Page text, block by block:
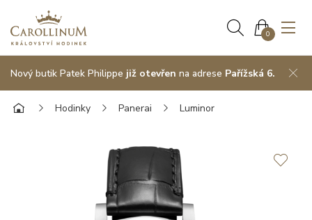
0
Nový butik Patek Philippe již otevřen na adrese Pařížská 6.
Hodinky Panerai Luminor